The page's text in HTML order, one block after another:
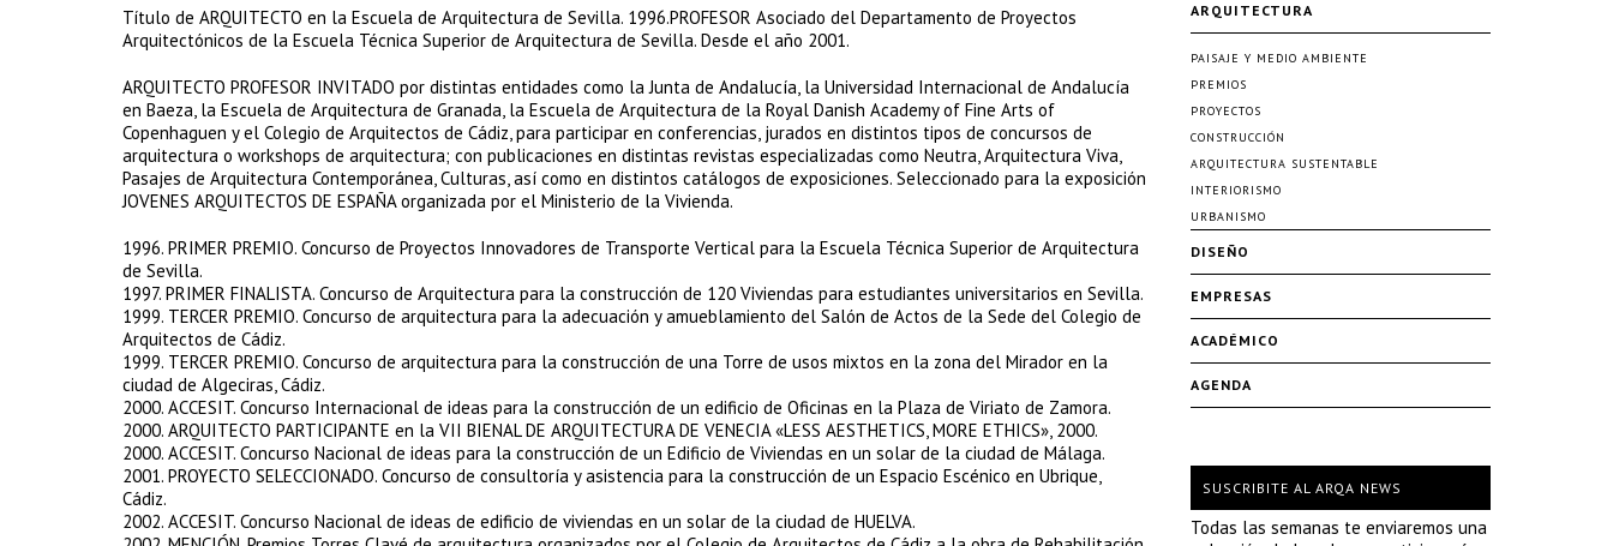
Título de ARQUITECTO en la Escuela de Arquitectura de Sevilla. 1996.PROFESOR Asociado del Departamento de Proyectos
Arquitectónicos de la Escuela Técnica Superior de Arquitectura de Sevilla. Desde el año 2001.
ARQUITECTO PROFESOR INVITADO por distintas entidades como la Junta de Andalucía, la Universidad Internacional de Andalucía
en Baeza, la Escuela de Arquitectura de Granada, la Escuela de Arquitectura de la Royal Danish Academy of Fine Arts of
Copenhaguen y el Colegio de Arquitectos de Cádiz, para participar en conferencias, jurados en distintos tipos de concursos de
arquitectura o workshops de arquitectura; con publicaciones en distintas revistas especializadas como Neutra, Arquitectura Viva,
Pasajes de Arquitectura Contemporánea, Culturas, así como en distintos catálogos de exposiciones. Seleccionado para la exposición
JOVENES ARQUITECTOS DE ESPAÑA organizada por el Ministerio de la Vivienda.
1996. PRIMER PREMIO. Concurso de Proyectos Innovadores de Transporte Vertical para la Escuela Técnica Superior de Arquitectura
de Sevilla.
1997. PRIMER FINALISTA. Concurso de Arquitectura para la construcción de 120 Viviendas para estudiantes universitarios en Sevilla.
1999. TERCER PREMIO. Concurso de arquitectura para la adecuación y amueblamiento del Salón de Actos de la Sede del Colegio de
Arquitectos de Cádiz.
1999. TERCER PREMIO. Concurso de arquitectura para la construcción de una Torre de usos mixtos en la zona del Mirador en la
ciudad de Algeciras, Cádiz.
2000. ACCESIT. Concurso Internacional de ideas para la construcción de un edificio de Oficinas en la Plaza de Viriato de Zamora.
2000. ARQUITECTO PARTICIPANTE en la VII BIENAL DE ARQUITECTURA DE VENECIA «LESS AESTHETICS, MORE ETHICS», 2000.
2000. ACCESIT. Concurso Nacional de ideas para la construcción de un Edificio de Viviendas en un solar de la ciudad de Málaga.
2001. PROYECTO SELECCIONADO. Concurso de consultoría y asistencia para la construcción de un Espacio Escénico en Ubrique,
Cádiz.
2002. ACCESIT. Concurso Nacional de ideas de edificio de viviendas en un solar de la ciudad de HUELVA.
ARQUITECTURA
PAISAJE Y MEDIO AMBIENTE
PREMIOS
PROYECTOS
CONSTRUCCIÓN
ARQUITECTURA SUSTENTABLE
INTERIORISMO
URBANISMO
DISEÑO
EMPRESAS
ACADÉMICO
AGENDA
SUSCRIBITE AL ARQA NEWS
Todas las semanas te enviaremos una